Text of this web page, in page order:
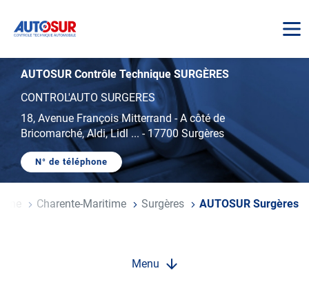
AUTOSUR
AUTOSUR Contrôle Technique SURGÈRES
CONTROL'AUTO SURGERES
18, Avenue François Mitterrand -A côté de
Bricomarché, Aldi, Lidl ...- 17700 Surgères
N° de téléphone
AFFICHER
TÉLÉPHONE
Charente-Maritime Surgères AUTOSUR Surgères
Menu